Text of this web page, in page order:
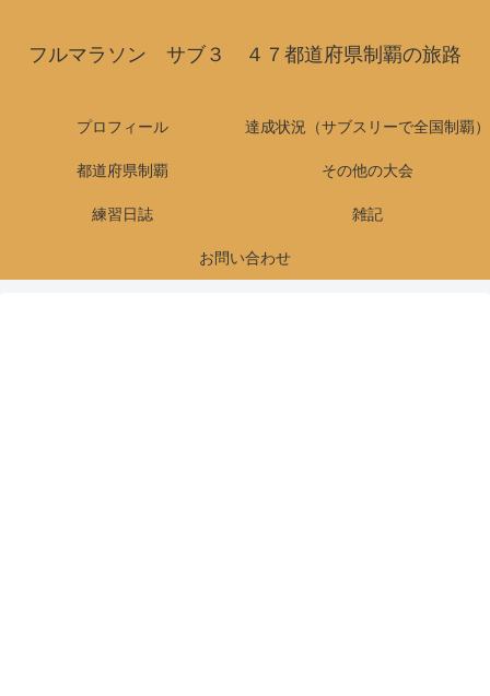
フルマラソン サブ３ ４７都道府県制覇の旅路
プロフィール 達成状況（サブスリーで全国制覇）
都道府県制覇 その他の大会
練習日誌 雑記
お問い合わせ